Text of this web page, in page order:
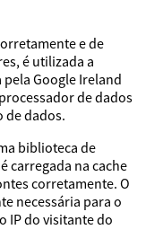
e de
é utilizada a
Google Ireland
de dados
de dados.
biblioteca de
carregada na cache
corretamente. O
necessária para o
IP do visitante do